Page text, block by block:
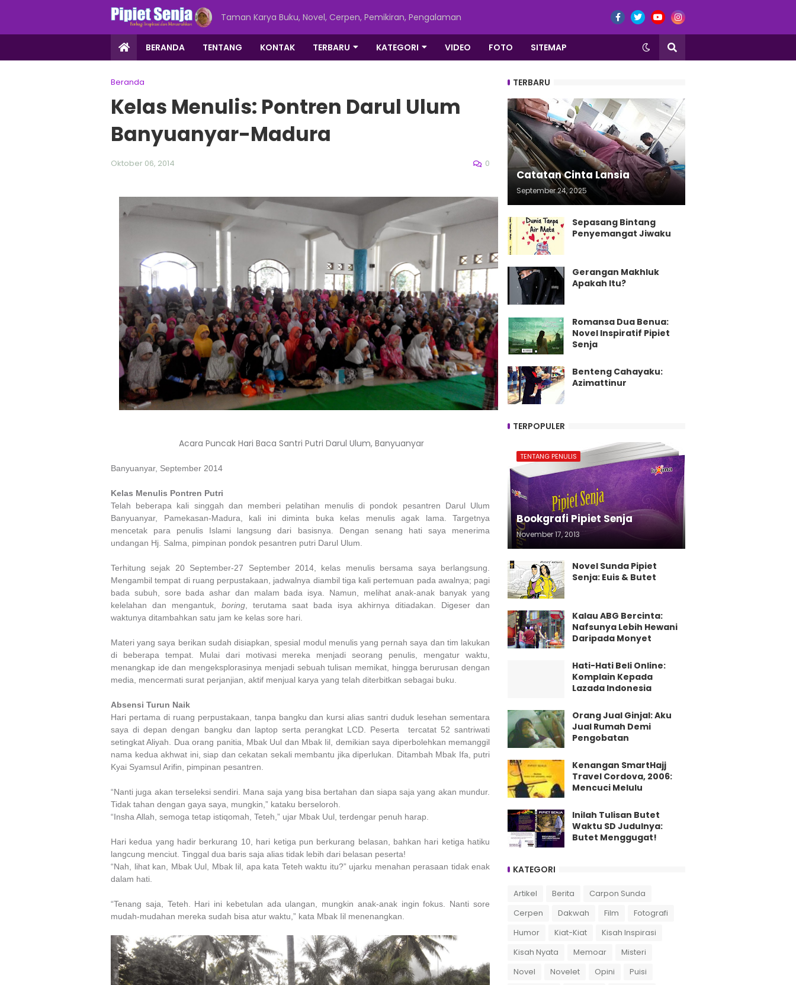
Taman Karya Buku, Novel, Cerpen, Pemikiran, Pengalaman
BERANDA TENTANG KONTAK TERBARU KATEGORI VIDEO FOTO SITEMAP
Beranda
Kelas Menulis: Pontren Darul Ulum
Banyuanyar-Madura
Oktober 06, 2014 0
Acara Puncak Hari Baca Santri Putri Darul Ulum, Banyuanyar
Banyuanyar, September 2014
Kelas Menulis Pontren Putri
Telah beberapa kali singgah dan memberi pelatihan menulis di pondok pesantren Darul Ulum
Banyuanyar, Pamekasan-Madura, kali ini diminta buka kelas menulis agak lama. Targetnya
mencetak para penulis Islami langsung dari basisnya. Dengan senang hati saya menerima
undangan Hj. Salma, pimpinan pondok pesantren putri Darul Ulum.
Terhitung sejak 20 September-27 September 2014, kelas menulis bersama saya berlangsung.
Mengambil tempat di ruang perpustakaan, jadwalnya diambil tiga kali pertemuan pada awalnya; pagi
bada subuh, sore bada ashar dan malam bada isya. Namun, melihat anak-anak banyak yang
kelelahan dan mengantuk, boring , terutama saat bada isya akhirnya ditiadakan. Digeser dan
waktunya ditambahkan satu jam ke kelas sore hari.
Materi yang saya berikan sudah disiapkan, spesial modul menulis yang pernah saya dan tim lakukan
di beberapa tempat. Mulai dari motivasi mereka menjadi seorang penulis, mengatur waktu,
menangkap ide dan mengeksplorasinya menjadi sebuah tulisan memikat, hingga berurusan dengan
media, mencermati surat perjanjian, aktif menjual karya yang telah diterbitkan sebagai buku.
Absensi Turun Naik
Hari pertama di ruang perpustakaan, tanpa bangku dan kursi alias santri duduk lesehan sementara
saya di depan dengan bangku dan laptop serta perangkat LCD. Peserta tercatat 52 santriwati
setingkat Aliyah. Dua orang panitia, Mbak Uul dan Mbak Iil, demikian saya diperbolehkan memanggil
nama kedua akhwat ini, siap dan cekatan sekali membantu jika diperlukan. Ditambah Mbak Ifa, putri
Kyai Syamsul Arifin, pimpinan pesantren.
“Nanti juga akan terseleksi sendiri. Mana saja yang bisa bertahan dan siapa saja yang akan mundur.
Tidak tahan dengan gaya saya, mungkin,” kataku berseloroh.
“Insha Allah, semoga tetap istiqomah, Teteh,” ujar Mbak Uul, terdengar penuh harap.
Hari kedua yang hadir berkurang 10, hari ketiga pun berkurang belasan, bahkan hari ketiga hatiku
langcung menciut. Tinggal dua baris saja alias tidak lebih dari belasan peserta!
“Nah, lihat kan, Mbak Uul, Mbak Iil, apa kata Teteh waktu itu?” ujarku menahan perasaan tidak enak
dalam hati.
“Tenang saja, Teteh. Hari ini kebetulan ada ulangan, mungkin anak-anak ingin fokus. Nanti sore
mudah-mudahan mereka sudah bisa atur waktu,” kata Mbak Iil menenangkan.
TERBARU
Catatan Cinta Lansia
September 24, 2025
Sepasang Bintang
Penyemangat Jiwaku
Gerangan Makhluk
Apakah Itu?
Romansa Dua Benua:
Novel Inspiratif Pipiet
Senja
Benteng Cahayaku:
Azimattinur
TERPOPULER
TENTANG PENULIS
Bookgrafi Pipiet Senja
November 17, 2013
Novel Sunda Pipiet
Senja: Euis & Butet
Kalau ABG Bercinta:
Nafsunya Lebih Hewani
Daripada Monyet
Hati-Hati Beli Online:
Komplain Kepada
Lazada Indonesia
Orang Jual Ginjal: Aku
Jual Rumah Demi
Pengobatan
Kenangan SmartHajj
Travel Cordova, 2006:
Mencuci Melulu
Inilah Tulisan Butet
Waktu SD Judulnya:
Butet Menggugat!
KATEGORI
Artikel Berita
Carpon Sunda
Cerpen
Dakwah Film
Fotografi
Humor
Kiat-Kiat
Kisah Inspirasi
Kisah Nyata
Memoar
Misteri
Novel
Novelet Opini
Puisi